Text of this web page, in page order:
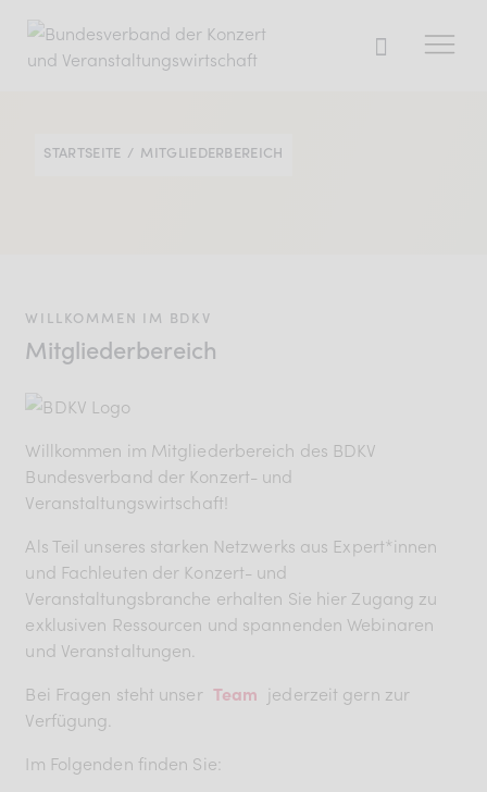
STARTSEITE MITGLIEDERBEREICH
WILLKOMMEN IM BDKV
Mitgliederbereich
Willkommen im Mitgliederbereich des BDKV
Bundesverband der Konzert- und
Veranstaltungswirtschaft!
Als Teil unseres starken Netzwerks aus Expert*innen
und Fachleuten der Konzert- und
Veranstaltungsbranche erhalten Sie hier Zugang zu
exklusiven Ressourcen und spannenden Webinaren
und Veranstaltungen.
Bei Fragen steht unser Team jederzeit gern zur
Verfügung.
Im Folgenden finden Sie:
Der BDKV
Mitglied werden
Mitgliederbereich
Verband
BDKV Academy
Juristische Beratung und
Services
Geldwerte Vorteile und
Rabatte
BDKV Female Voice